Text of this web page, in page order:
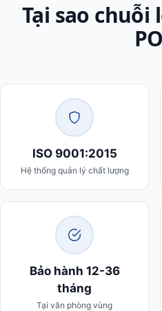
Tại sao chuỗi
ISO 9001:2015
Hệ thống quản lý chất lượng
Bảo hành 12-36
tháng
Tại văn phòng vùng